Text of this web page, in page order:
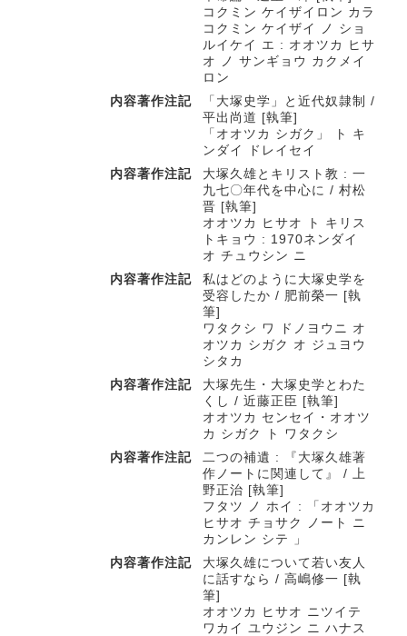
コクミン ケイザイロン カラ
コクミン ケイザイ ノ ショ
ルイケイ エ : オオツカ ヒサ
オ ノ サンギョウ カクメイ
ロン
内容著作注記
「大塚史学」と近代奴隷制 /
平出尚道 [執筆]
「オオツカ シガク」 ト キ
ンダイ ドレイセイ
内容著作注記
大塚久雄とキリスト教 : 一
九七〇年代を中心に / 村松
晋 [執筆]
オオツカ ヒサオ ト キリス
トキョウ : 1970ネンダイ
オ チュウシン ニ
内容著作注記
私はどのように大塚史学を
受容したか / 肥前榮一 [執
筆]
ワタクシ ワ ドノヨウニ オ
オツカ シガク オ ジュヨウ
シタカ
内容著作注記
大塚先生・大塚史学とわた
くし / 近藤正臣 [執筆]
オオツカ センセイ・オオツ
カ シガク ト ワタクシ
内容著作注記
二つの補遺 : 『大塚久雄著
作ノートに関連して』 / 上
野正治 [執筆]
フタツ ノ ホイ : 「オオツカ
ヒサオ チョサク ノート ニ
カンレン シテ 」
内容著作注記
大塚久雄について若い友人
に話すなら / 高嶋修一 [執
筆]
オオツカ ヒサオ ニツイテ
ワカイ ユウジン ニ ハナス